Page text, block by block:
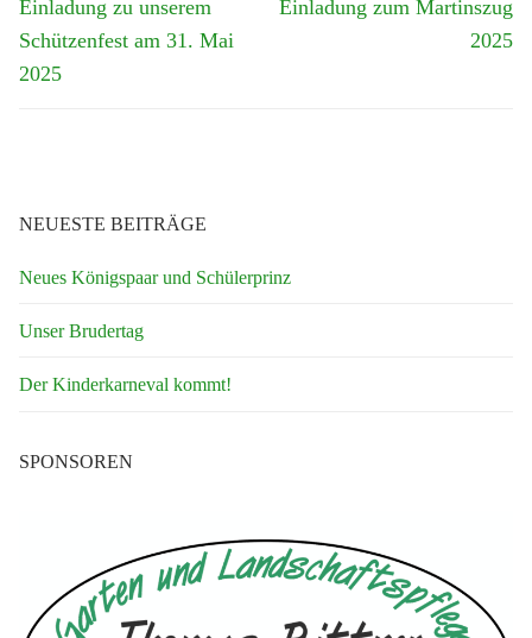
Vorheriger
Beitrag:
Einladung zu unserem
Schützenfest am 31. Mai
2025
Nächster
Einladung zum Martinszug
2025
NEUESTE BEITRÄGE
Neues Königspaar und Schülerprinz
Unser Brudertag
Der Kinderkarneval kommt!
SPONSOREN